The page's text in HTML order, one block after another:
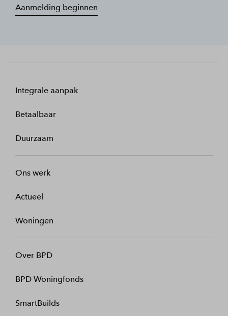
Aanmelding beginnen
Integrale aanpak
Betaalbaar
Duurzaam
Ons werk
Actueel
Woningen
Over BPD
BPD Woningfonds
SmartBuilds